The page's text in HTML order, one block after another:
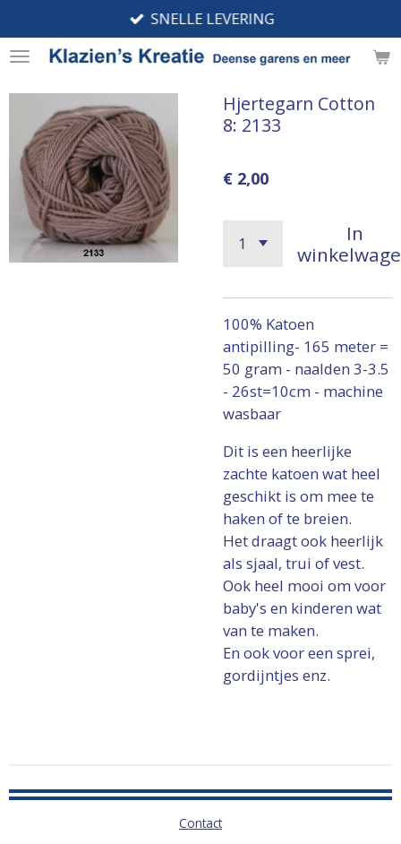
direct
naar
hoofdinhoud
SNELLE LEVERING
Hjertegarn Cotton
8: 2133
€ 2,00
In
100% Katoen
antipilling- 165 meter =
50 gram - naalden 3-3.5
- 26st=10cm - machine
wasbaar
Dit is een heerlijke
zachte katoen wat heel
geschikt is om mee te
haken of te breien.
Het draagt ook heerlijk
als sjaal, trui of vest.
Ook heel mooi om voor
baby's en kinderen wat
van te maken.
En ook voor een sprei,
gordijntjes enz.
Contact